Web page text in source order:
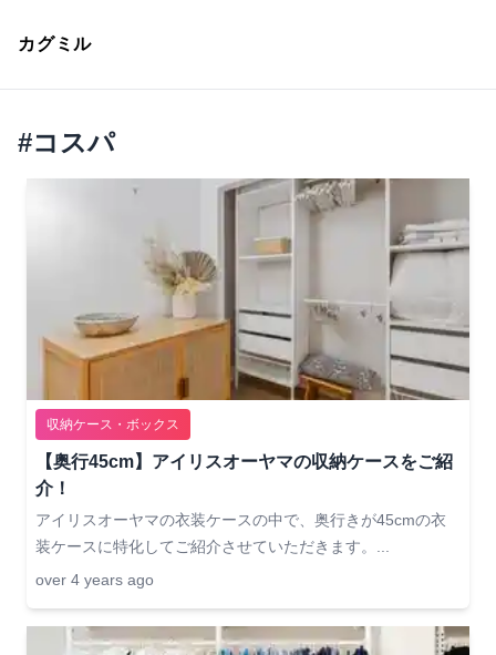
カグミル
#コスパ
収納ケース・ボックス
【奥行45cm】アイリスオーヤマの収納ケースをご紹
介！
アイリスオーヤマの衣装ケースの中で、奥行きが45cmの衣
装ケースに特化してご紹介させていただきます。...
over 4 years ago